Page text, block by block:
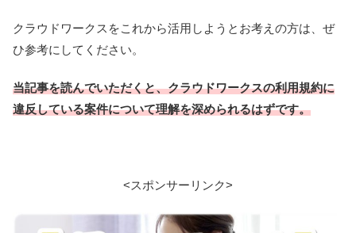
クラウドワークスをこれから活用しようとお考えの方は、ぜ
ひ参考にしてください。
当記事を読んでいただくと、クラウドワークスの利用規約に
違反している案件について理解を深められるはずです。
<スポンサーリンク>